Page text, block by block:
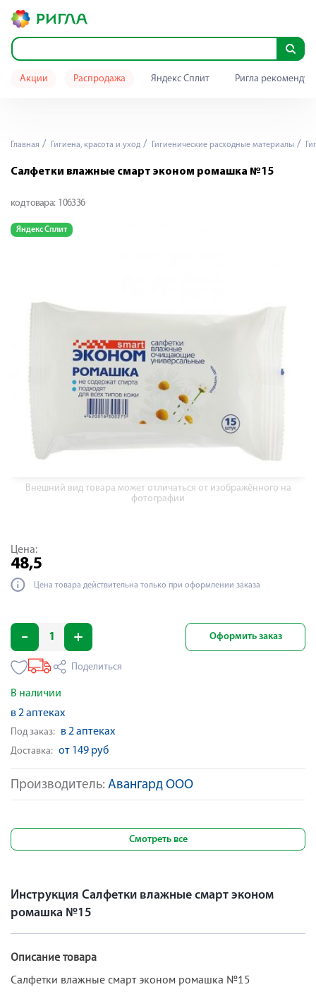
Акции Распродажа Яндекс Сплит Ригла
Главная Гигиена, красота и уход Гигиенические расходные материалы
Салфетки влажные смарт эконом ромашка №15
код товара: 106336
Яндекс Сплит
Внешний вид товара может отличаться от изображённого на
фотографии
Производитель: Авангард ООО
Цена:
48,5
Цена товара действительна только при оформлении заказа
Оформить заказ
Поделиться
В наличии
в 2 аптеках
Под заказ: в 2 аптеках
Доставка: от 149 руб
Смотреть все
Инструкция Салфетки влажные смарт эконом
ромашка №15
Описание товара
Салфетки влажные смарт эконом ромашка №15